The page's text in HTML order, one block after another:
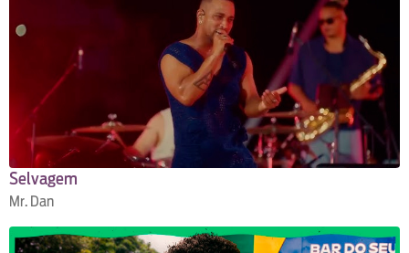
Selvagem
Mr. Dan